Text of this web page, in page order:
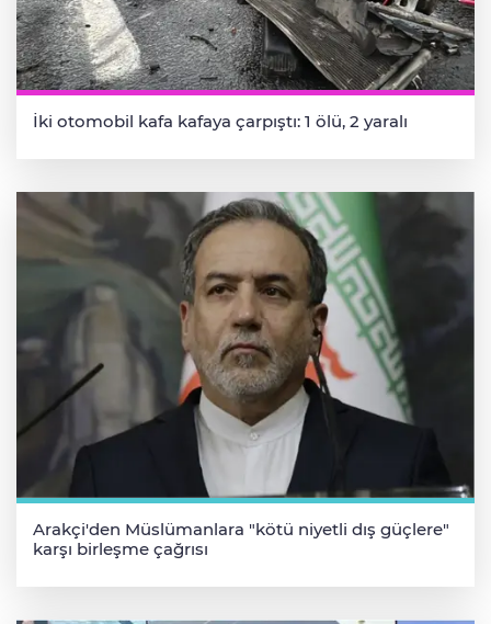
İki otomobil kafa kafaya çarpıştı: 1 ölü, 2 yaralı
Arakçi'den Müslümanlara "kötü niyetli dış güçlere"
karşı birleşme çağrısı